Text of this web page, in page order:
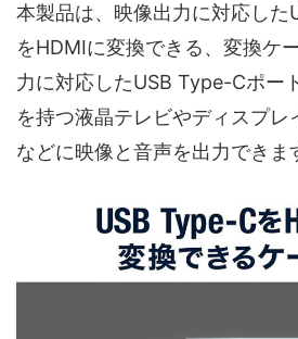
本製品は、映像出力に対応した
をHDMIに変換できる、変換ケ
力に対応したUSB Type-Cポー
を持つ液晶テレビやディスプレ
などに映像と音声を出力できま